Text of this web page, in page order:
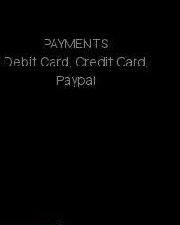
PAYMENTS
Debit Card, Credit Card,
Paypal